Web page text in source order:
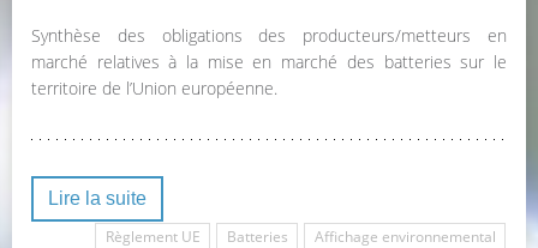
Synthèse des obligations des producteurs/metteurs en
marché relatives à la mise en marché des batteries sur le
territoire de l’Union européenne.
Lire la suite
Règlement UE
Batteries
Affichage environnemental